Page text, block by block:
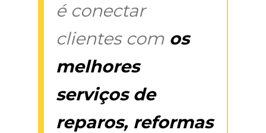
é conectar
clientes com os
melhores
serviços de
reparos, reformas